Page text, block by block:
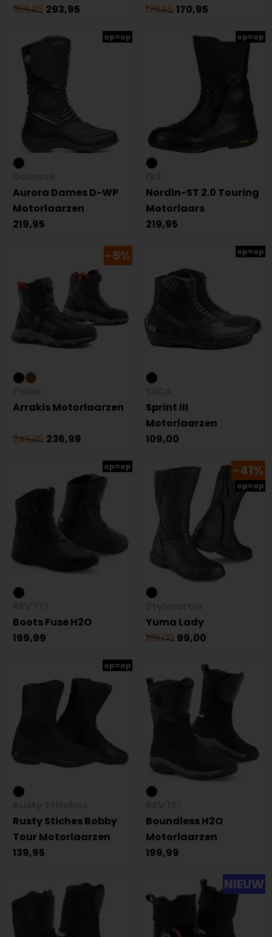
309,95 293,95
179,95 170,95
op=op
Aurora Dames D-WP
Motorlaarzen
219,95
op=op
Nordin-ST 2.0 Touring
Motorlaars
219,95
-5%
Arrakis Motorlaarzen
249,95 236,99
op=op
Sprint III
Motorlaarzen
109,00
op=op
Boots Fuse H2O
199,99
-41%
op=op
Yuma Lady
169,00 99,00
op=op
Rusty Stiches Bobby
Tour Motorlaarzen
139,95
Boundless H2O
Motorlaarzen
199,99
NIEUW